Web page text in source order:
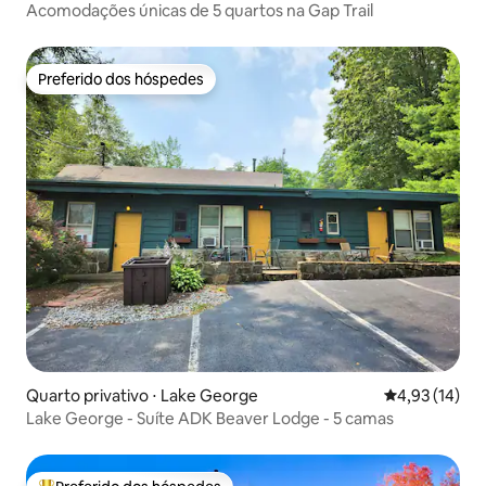
Acomodações únicas de 5 quartos na Gap Trail
Preferido dos hóspedes
Preferido dos hóspedes
Quarto privativo ⋅ Lake George 4,93 de uma
4,93 (14)
Lake George - Suíte ADK Beaver Lodge - 5 camas